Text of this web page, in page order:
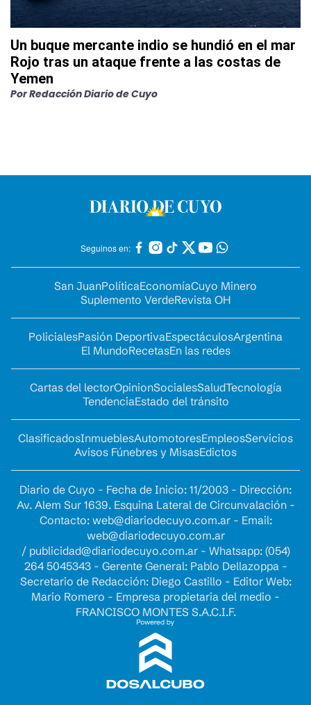
Un buque mercante indio se hundió en el mar
Rojo tras un ataque frente a las costas de
Yemen
PorRedacción Diario de Cuyo
Seguinos en:
San JuanPolíticaEconomíaCuyo Minero
Suplemento VerdeRevista OH
PolicialesPasión DeportivaEspectáculosArgentina
El MundoRecetasEn las redes
Cartas del lectorOpinionSocialesSaludTecnología
TendenciaEstado del tránsito
ClasificadosInmueblesAutomotoresEmpleosServicios
Avisos Fúnebres y MisasEdictos
Diario de Cuyo - Fecha de Inicio: 11/2003 - Dirección:
Av. Alem Sur 1639. Esquina Lateral de Circunvalación -
Contacto: web@diariodecuyo.com.ar- Email:
web@diariodecuyo.com.ar
/ publicidad@diariodecuyo.com.ar- Whatsapp: (054)
264 5045343 - Gerente General: Pablo Dellazoppa -
Secretario de Redacción: Diego Castillo - Editor Web:
Mario Romero - Empresa propietaria del medio -
FRANCISCO MONTES S.A.C.I.F.